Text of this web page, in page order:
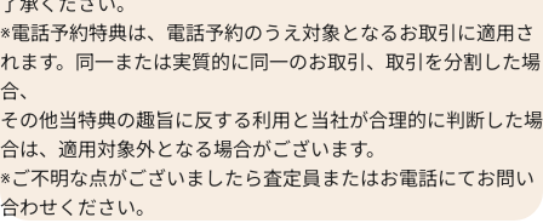
※電話予約特典は、電話予約のうえ対象となるお取引に適用さ
れます。同一または実質的に同一のお取引、取引を分割した場
合、
その他当特典の趣旨に反する利用と当社が合理的に判断した場
合は、適用対象外となる場合がございます。
※ご不明な点がございましたら査定員またはお電話にてお問い
合わせください。